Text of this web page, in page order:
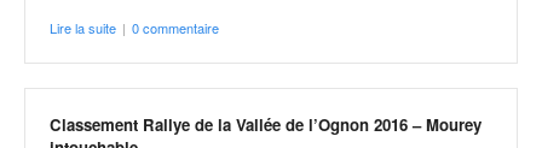
Lire la suite | 0 commentaire
Classement Rallye de la Vallée de l’Ognon 2016 – Mourey